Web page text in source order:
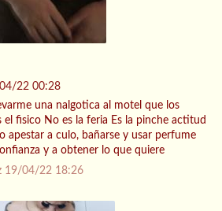
22 00:28
una nalgotica al motel que los
el fisico No es la feria Es la pinche actitud
apestar a culo, bañarse y usar perfume
y a obtener lo que quiere
19/04/22 18:26